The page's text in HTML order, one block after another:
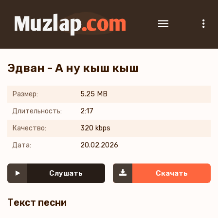
Эдван - А ну кыш кыш
Размер: 5.25 MB
Длительность: 2:17
Качество: 320 kbps
Дата: 20.02.2026
Слушать Скачать
Текст песни